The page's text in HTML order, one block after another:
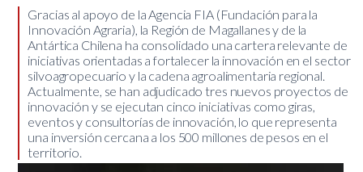
Gracias al apoyo de la Agencia FIA (Fundación para la
Innovación Agraria), la Región de Magallanes y de la
Antártica Chilena ha consolidado una cartera relevante de
iniciativas orientadas a fortalecer la innovación en el sector
silvoagropecuario y la cadena agroalimentaria regional.
Actualmente, se han adjudicado tres nuevos proyectos de
innovación y se ejecutan cinco iniciativas como giras,
eventos y consultorías de innovación, lo que representa
una inversión cercana a los 500 millones de pesos en el
territorio.